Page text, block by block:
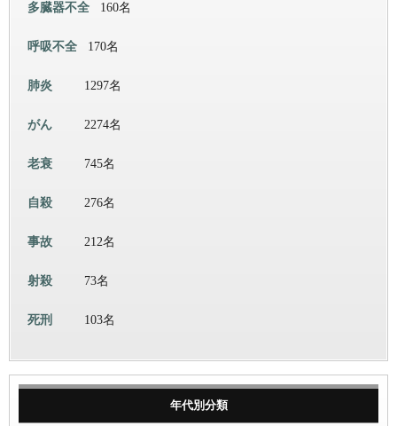
多臓器不全 160名
呼吸不全 170名
肺炎 1297名
がん 2274名
老衰 745名
自殺 276名
事故 212名
射殺 73名
死刑 103名
年代別分類